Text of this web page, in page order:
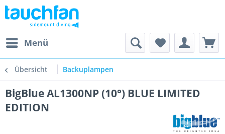
Menü
Übersicht Backuplampen
BigBlue AL1300NP (10°) BLUE LIMITED
EDITION